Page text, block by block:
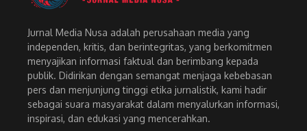
Jurnal Media Nusa adalah perusahaan media yang
independen, kritis, dan berintegritas, yang berkomitmen
menyajikan informasi faktual dan berimbang kepada
publik. Didirikan dengan semangat menjaga kebebasan
pers dan menjunjung tinggi etika jurnalistik, kami hadir
sebagai suara masyarakat dalam menyalurkan informasi,
inspirasi, dan edukasi yang mencerahkan.